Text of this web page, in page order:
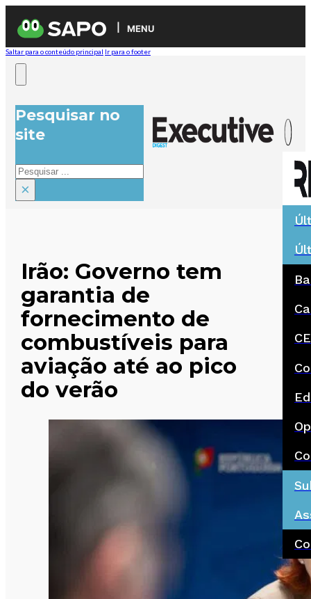
MENU
Saltar para o conteúdo principal Ir para o footer
Pesquisar no
site
Pesquisar
×
Irão: Governo tem
garantia de
fornecimento de
combustíveis para
aviação até ao pico
do verão